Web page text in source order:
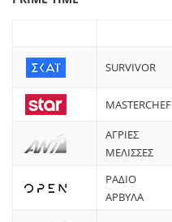
SURVIVOR
MASTERCHEF
ΑΓΡΙΕΣ
ΜΕΛΙΣΣΕΣ
ΡΑΔΙΟ
ΑΡΒΥΛΑ